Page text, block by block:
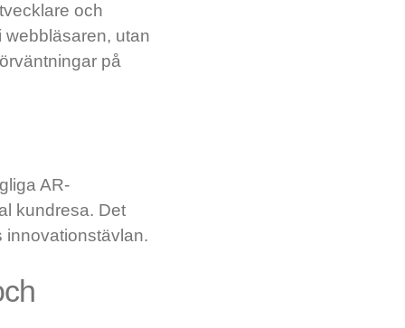
och
webbläsaren, utan
på
AR-
kundresa. Det
innovationstävlan.